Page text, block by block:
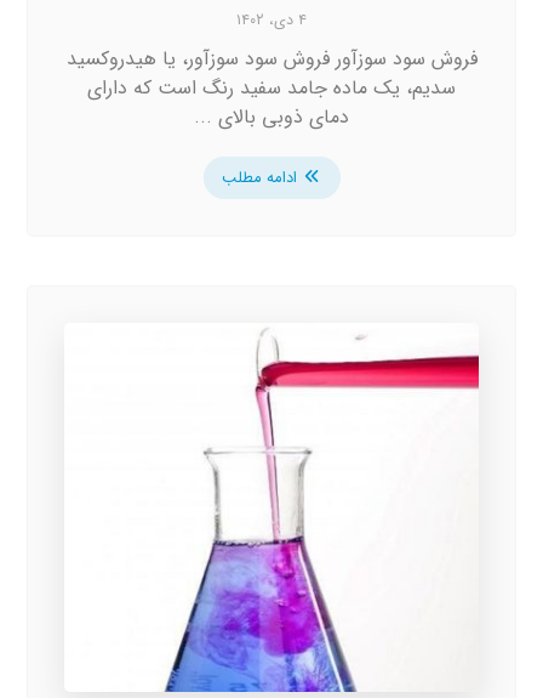
۴ دی، ۱۴۰۲
فروش سود سوزآور فروش سود سوزآور، یا هیدروکسید
سدیم، یک ماده جامد سفید رنگ است که دارای
دمای ذوبی بالای ...
ادامه مطلب